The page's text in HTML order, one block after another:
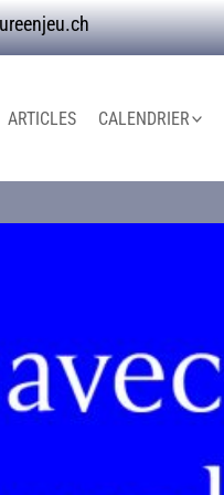
ARTICLES CALENDRIER